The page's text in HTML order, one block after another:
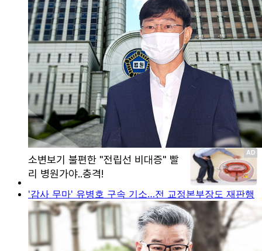
'감사 무마' 유병호 구속 기소…전 교정본부장도 재판행